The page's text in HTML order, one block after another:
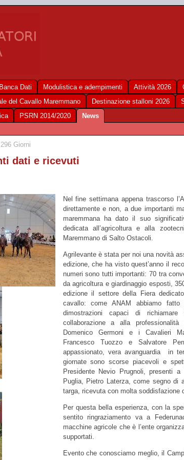
Banca Dati Modulistica e adempimenti Attività 2026
del Cavallo Maremmano Destinazione stalloni 2026
PSRN 2014/2020 News
Giorni
dati e ricevuti
Nel fine settimana appena trascorso
direttamente e non, a due importanti
maremmana ha dato il suo
dedicata all’agricoltura e alla
Maremmano di Salto Ostacoli.
Agrilevante è stata per noi una novità
edizione, che ha visto quest’anno il
numeri sono tutti importanti: 70 tra
da agricoltura e giardinaggio esposti,
edizione il settore della Fiera
cavallo: come ANAM abbiamo
dimostrazioni capaci di
collaborazione a alla
Domenico Germoni e i Cavalieri
Francesco Tuozzo e Salvatore
appassionato, vera avanguardia in
giornate sono scorse piacevoli e
Presidente Nevio Prugnoli, presenti
Puglia, Pietro Laterza, come segno di
targa, ricevuta con molta soddisfazione
Per questa bella esperienza, con la
sentito ringraziamento va a
macchine agricole che è l’ente
supportati.
Evento che conosciamo meglio, il